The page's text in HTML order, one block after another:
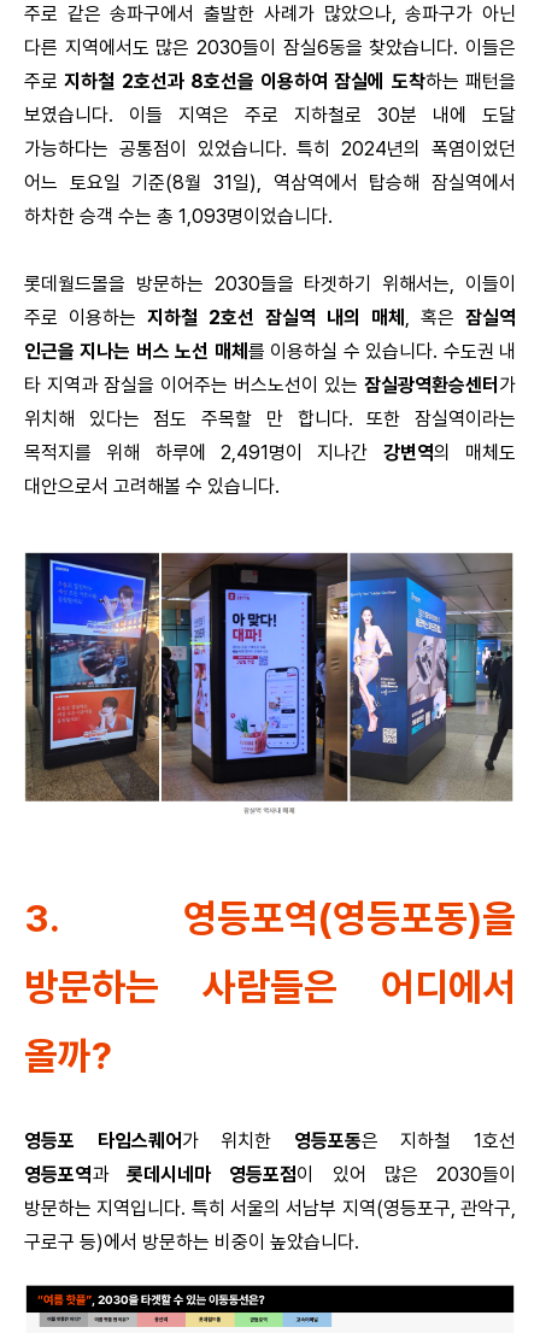
주로 같은 송파구에서 출발한 사례가 많았으나, 송파구가 아닌
다른 지역에서도 많은 2030들이 잠실6동을 찾았습니다. 이들은
주로지하철 2호선과 8호선을 이용하여 잠실에 도착하는 패턴을
보였습니다. 이들 지역은 주로 지하철로 30분 내에 도달
가능하다는 공통점이 있었습니다. 특히 2024년의 폭염이었던
어느 토요일 기준(8월 31일), 역삼역에서 탑승해 잠실역에서
하차한 승객 수는 총 1,093명이었습니다.
롯데월드몰을 방문하는 2030들을 타겟하기 위해서는, 이들이
주로 이용하는 지하철 2호선 잠실역 내의 매체 , 혹은 잠실역
인근을 지나는 버스 노선 매체 를 이용하실 수 있습니다. 수도권 내
타 지역과 잠실을 이어주는 버스노선이 있는 잠실광역환승센터 가
위치해 있다는 점도 주목할 만 합니다. 또한 잠실역이라는
목적지를 위해 하루에 2,491명이 지나간 강변역의 매체도
대안으로서 고려해볼 수 있습니다.
3. 영등포역(영등포동)을
방문하는 사람들은 어디에서
올까?
영등포 타임스퀘어 가 위치한 영등포동은 지하철 1호선
영등포역과롯데시네마 영등포점이 있어 많은 2030들이
방문하는 지역입니다. 특히 서울의 서남부 지역(영등포구, 관악구,
구로구 등)에서 방문하는 비중이 높았습니다.